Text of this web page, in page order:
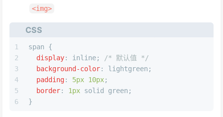
<img>
CSS
1
2
3
4
5
6
span {
display: inline;
/* 默认值 */
background-color: lightgreen;
padding: 5px 10px;
border: 1px solid green;
}